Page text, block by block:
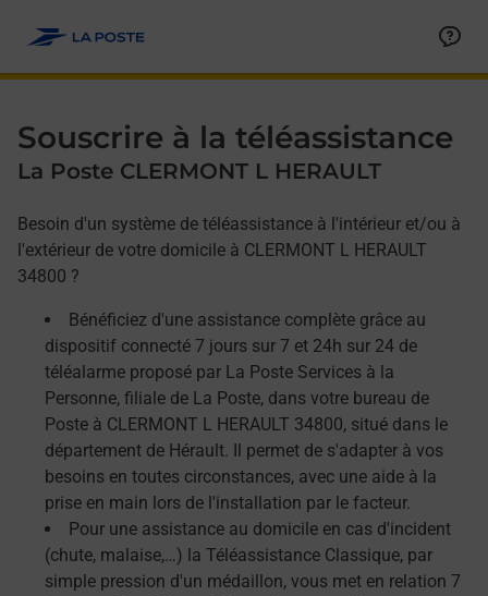
Souscrire à la téléassistance
La Poste CLERMONT L HERAULT
Besoin d'un système de téléassistance à l'intérieur et/ou à
l'extérieur de votre domicile à CLERMONT L HERAULT
34800 ?
Bénéficiez d'une assistance complète grâce au
dispositif connecté 7 jours sur 7 et 24h sur 24 de
téléalarme proposé par La Poste Services à la
Personne, filiale de La Poste, dans votre bureau de
Poste à CLERMONT L HERAULT 34800, situé dans le
département de Hérault. Il permet de s'adapter à vos
besoins en toutes circonstances, avec une aide à la
prise en main lors de l'installation par le facteur.
Pour une assistance au domicile en cas d'incident
(chute, malaise,…) la Téléassistance Classique, par
simple pression d'un médaillon, vous met en relation 7